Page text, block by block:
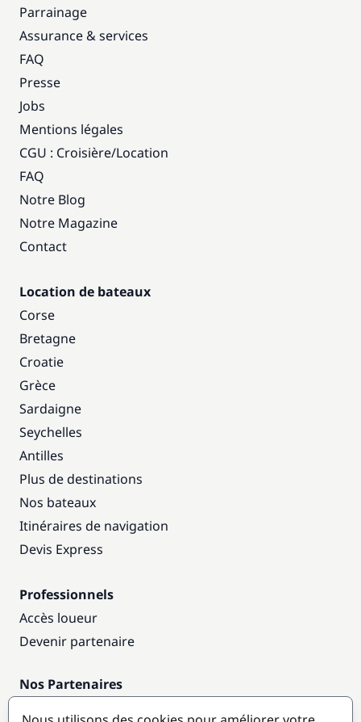
Parrainage
Assurance & services
FAQ
Presse
Jobs
Mentions légales
CGU : Croisière/Location
FAQ
Notre Blog
Notre Magazine
Contact
Location de bateaux
Corse
Bretagne
Croatie
Grèce
Sardaigne
Seychelles
Antilles
Plus de destinations
Nos bateaux
Itinéraires de navigation
Devis Express
Professionnels
Accès loueur
Devenir partenaire
Nos Partenaires